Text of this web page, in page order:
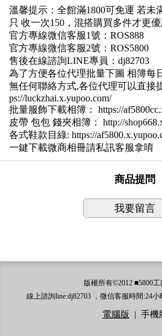
溫馨提示：全館滿1800可免運 若未
只 收一次150，混搭購買多件才更
官方專線微信客服1號：ROS888
官方專線微信客服2號：ROS5800
售後在線諮詢LINE專員：dj82703
為了方便各位代理批量下圖 相簿每
無任何聯絡方式,各位代理可以直接
ps://luckzhai.x.yupoo.com/
批量服飾下載相簿： https://
皮帶 包包 錢夾相簿： http://
各式鞋款目綠: https://
一鍵下載微商相冊請私訊客服拿唷
商品提問
我要留言
版權所有©2012 ■5800
線上諮詢line:dj82703 ，微信客服時間:24
電腦版 | 手機